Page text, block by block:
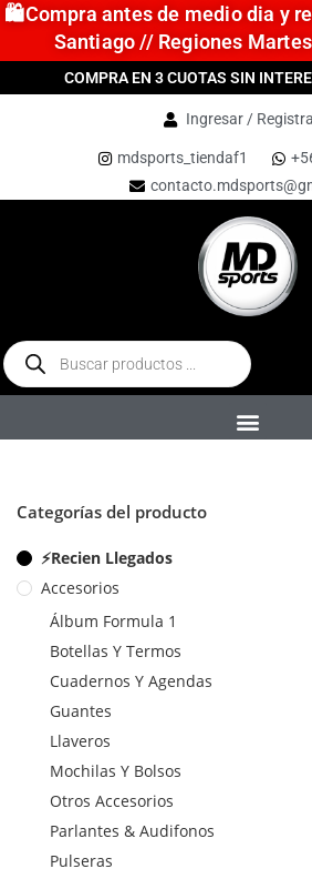
🛍️Compra antes de medio dia y
Santiago // Regiones
COMPRA EN 3 CUOTAS SIN
Ingresar /
mdsports_tiendaf1
Categorías del producto
⚡Recien Llegados
Accesorios
Álbum Formula 1
Botellas Y Termos
Cuadernos Y Agendas
Guantes
Llaveros
Mochilas Y Bolsos
Otros Accesorios
Parlantes & Audifonos
Pulseras